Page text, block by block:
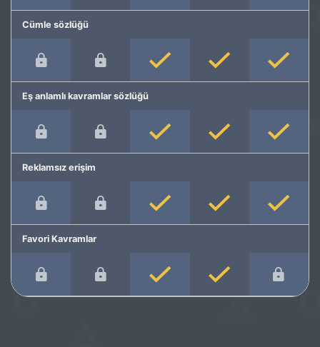
Cümle sözlüğü
Eş anlamlı kavramlar sözlüğü
Reklamsız erişim
Favori Kavramlar